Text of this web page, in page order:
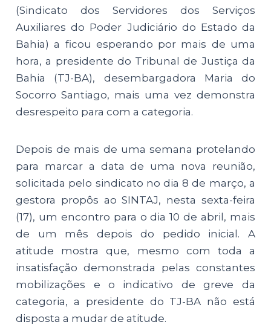
(Sindicato dos Servidores dos Serviços
Auxiliares do Poder Judiciário do Estado da
Bahia) a ficou esperando por mais de uma
hora, a presidente do Tribunal de Justiça da
Bahia (TJ-BA), desembargadora Maria do
Socorro Santiago, mais uma vez demonstra
desrespeito para com a categoria.
Depois de mais de uma semana protelando
para marcar a data de uma nova reunião,
solicitada pelo sindicato no dia 8 de março, a
gestora propôs ao SINTAJ, nesta sexta-feira
(17), um encontro para o dia 10 de abril, mais
de um mês depois do pedido inicial. A
atitude mostra que, mesmo com toda a
insatisfação demonstrada pelas constantes
mobilizações e o indicativo de greve da
categoria, a presidente do TJ-BA não está
disposta a mudar de atitude.